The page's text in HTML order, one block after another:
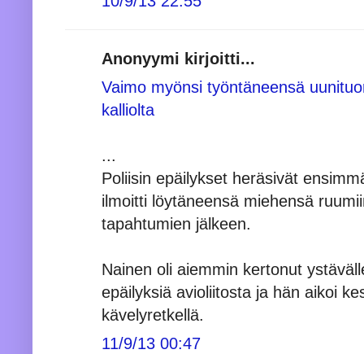
Anonyymi kirjoitti...
Vaimo myönsi työntäneensä
kalliolta
...
Poliisin epäilykset heräsivät
ilmoitti löytäneensä miehensä
tapahtumien jälkeen.
Nainen oli aiemmin kertonut
epäilyksiä avioliitosta ja hän aikoi
kävelyretkellä.
11/9/13 00:47